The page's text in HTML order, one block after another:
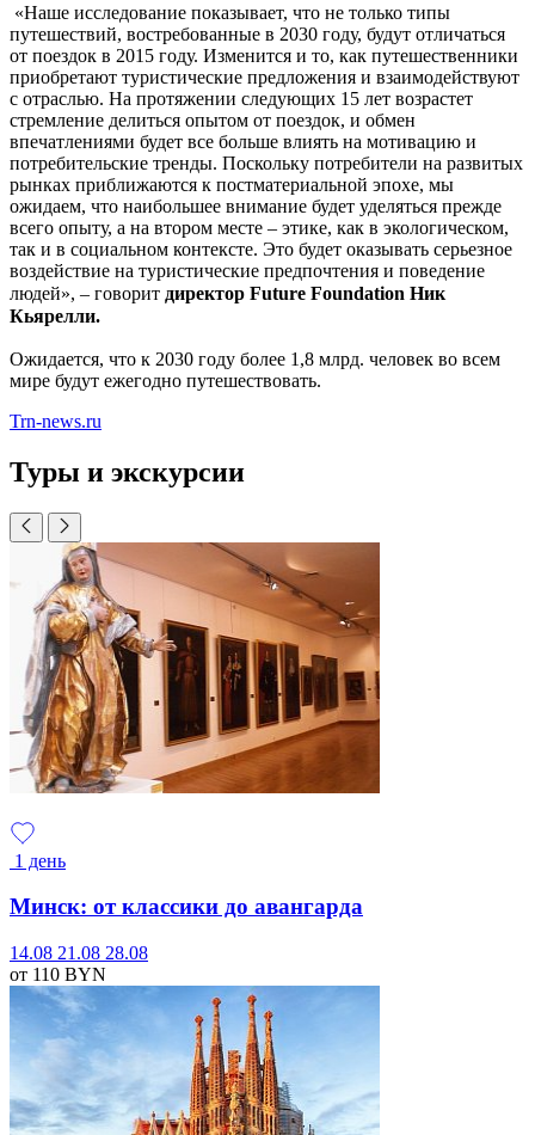
«Наше исследование показывает, что не только типы
путешествий, востребованные в 2030 году, будут отличаться
от поездок в 2015 году. Изменится и то, как путешественники
приобретают туристические предложения и взаимодействуют
с отраслью. На протяжении следующих 15 лет возрастет
стремление делиться опытом от поездок, и обмен
впечатлениями будет все больше влиять на мотивацию и
потребительские тренды. Поскольку потребители на развитых
рынках приближаются к постматериальной эпохе, мы
ожидаем, что наибольшее внимание будет уделяться прежде
всего опыту, а на втором месте – этике, как в экологическом,
так и в социальном контексте. Это будет оказывать серьезное
воздействие на туристические предпочтения и поведение
людей», – говорит директор Future Foundation Ник
Кьярелли.
Ожидается, что к 2030 году более 1,8 млрд. человек во всем
мире будут ежегодно путешествовать.
Trn-news.ru
Туры и экскурсии
1 день
Минск: от классики до авангарда
14.08 21.08 28.08
от 110 BYN